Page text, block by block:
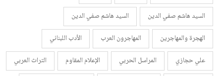
السيد هاشم صفي الدين
السيد هاشم صفي الدين
الهجرة والمهاجرين
المهاجرون العرب
الأدب اللبناني
علي حجازي
المراسل الحربي الإعلام المقاوم
التراث العربي